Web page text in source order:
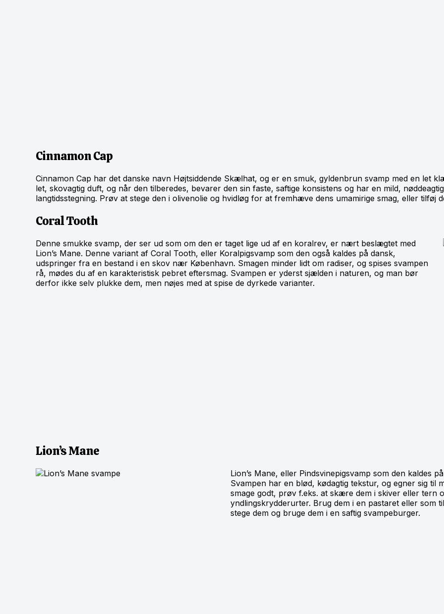
Cinnamon Cap
Cinnamon Cap har det danske navn Højtsiddende Skælhat, og er en smuk, gyldenbrun svamp med en let
let, skovagtig duft, og når den tilberedes, bevarer den sin faste, saftige konsistens og har en mild,
langtidsstegning. Prøv at stege den i olivenolie og hvidløg for at fremhæve dens umamirige smag, eller tilføj
Coral Tooth
Denne smukke svamp, der ser ud som om den er taget lige ud af en koralrev, er nært beslægtet med
Lion’s Mane. Denne variant af Coral Tooth, eller Koralpigsvamp som den også kaldes på dansk,
udspringer fra en bestand i en skov nær København. Smagen minder lidt om radiser, og spises svampen
rå, mødes du af en karakteristisk pebret eftersmag. Svampen er yderst sjælden i naturen, og man bør
derfor ikke selv plukke dem, men nøjes med at spise de dyrkede varianter.
Lion’s Mane
Lion’s Mane, eller Pindsvinepigsvamp som den kaldes
Svampen har en blød, kødagtig tekstur, og egner sig til
smage godt, prøv f.eks. at skære dem i skiver eller tern
yndlingskrydderurter. Brug dem i en pastaret eller som
stege dem og bruge dem i en saftig svampeburger.